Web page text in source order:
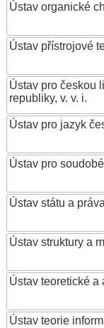
Ústav organické
Ústav přístrojové
Ústav pro českou
republiky, v. v. i.
Ústav pro jazyk
Ústav pro
Ústav státu a
Ústav struktury a
Ústav teoretické a
Ústav teorie